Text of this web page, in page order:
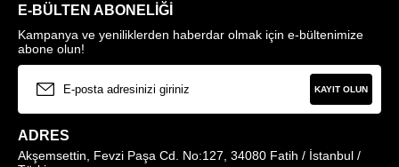
E-BÜLTEN ABONELIĞI
Kampanya ve yeniliklerden haberdar olmak için e-bültenimize
abone olun!
KAYIT OLUN
ADRES
Akşemsettin, Fevzi Paşa Cd. No:127, 34080 Fatih / İstanbul /